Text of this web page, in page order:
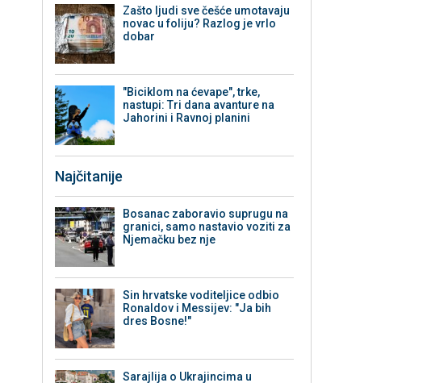
Zašto ljudi sve češće umotavaju
novac u foliju? Razlog je vrlo
dobar
"Biciklom na ćevape", trke,
nastupi: Tri dana avanture na
Jahorini i Ravnoj planini
Najčitanije
Bosanac zaboravio suprugu na
granici, samo nastavio voziti za
Njemačku bez nje
Sin hrvatske voditeljice odbio
Ronaldov i Messijev: "Ja bih
dres Bosne!"
Sarajlija o Ukrajincima u